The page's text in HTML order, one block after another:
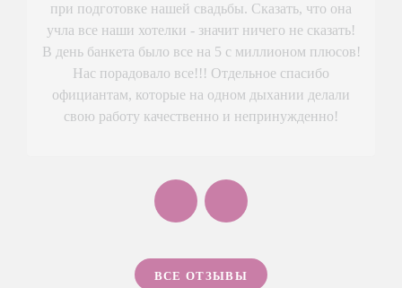
при подготовке нашей свадьбы. Сказать, что она
учла все наши хотелки - значит ничего не сказать!
В день банкета было все на 5 с миллионом плюсов!
Нас порадовало все!!! Отдельное спасибо
официантам, которые на одном дыхании делали
свою работу качественно и непринужденно!
ВСЕ ОТЗЫВЫ